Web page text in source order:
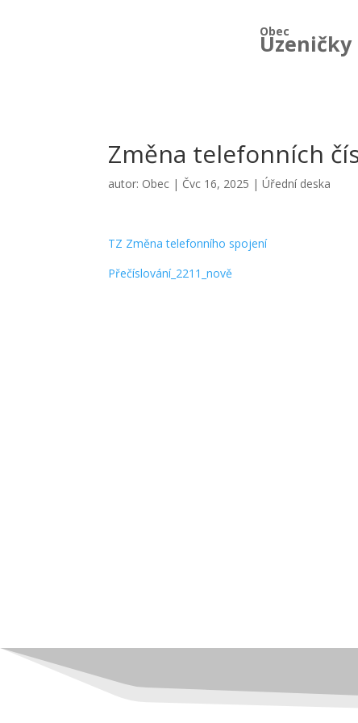
Obec
Uzeničky
Změna telefonních
autor: Obec | Čvc 16, 2025 |Úřední deska
TZ Změna telefonního spojení
Přečíslování_2211_nově